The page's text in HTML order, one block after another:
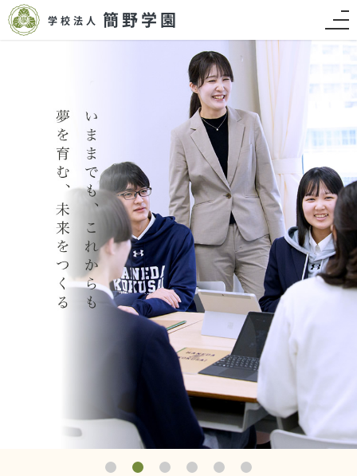
学校法人 簡野学園